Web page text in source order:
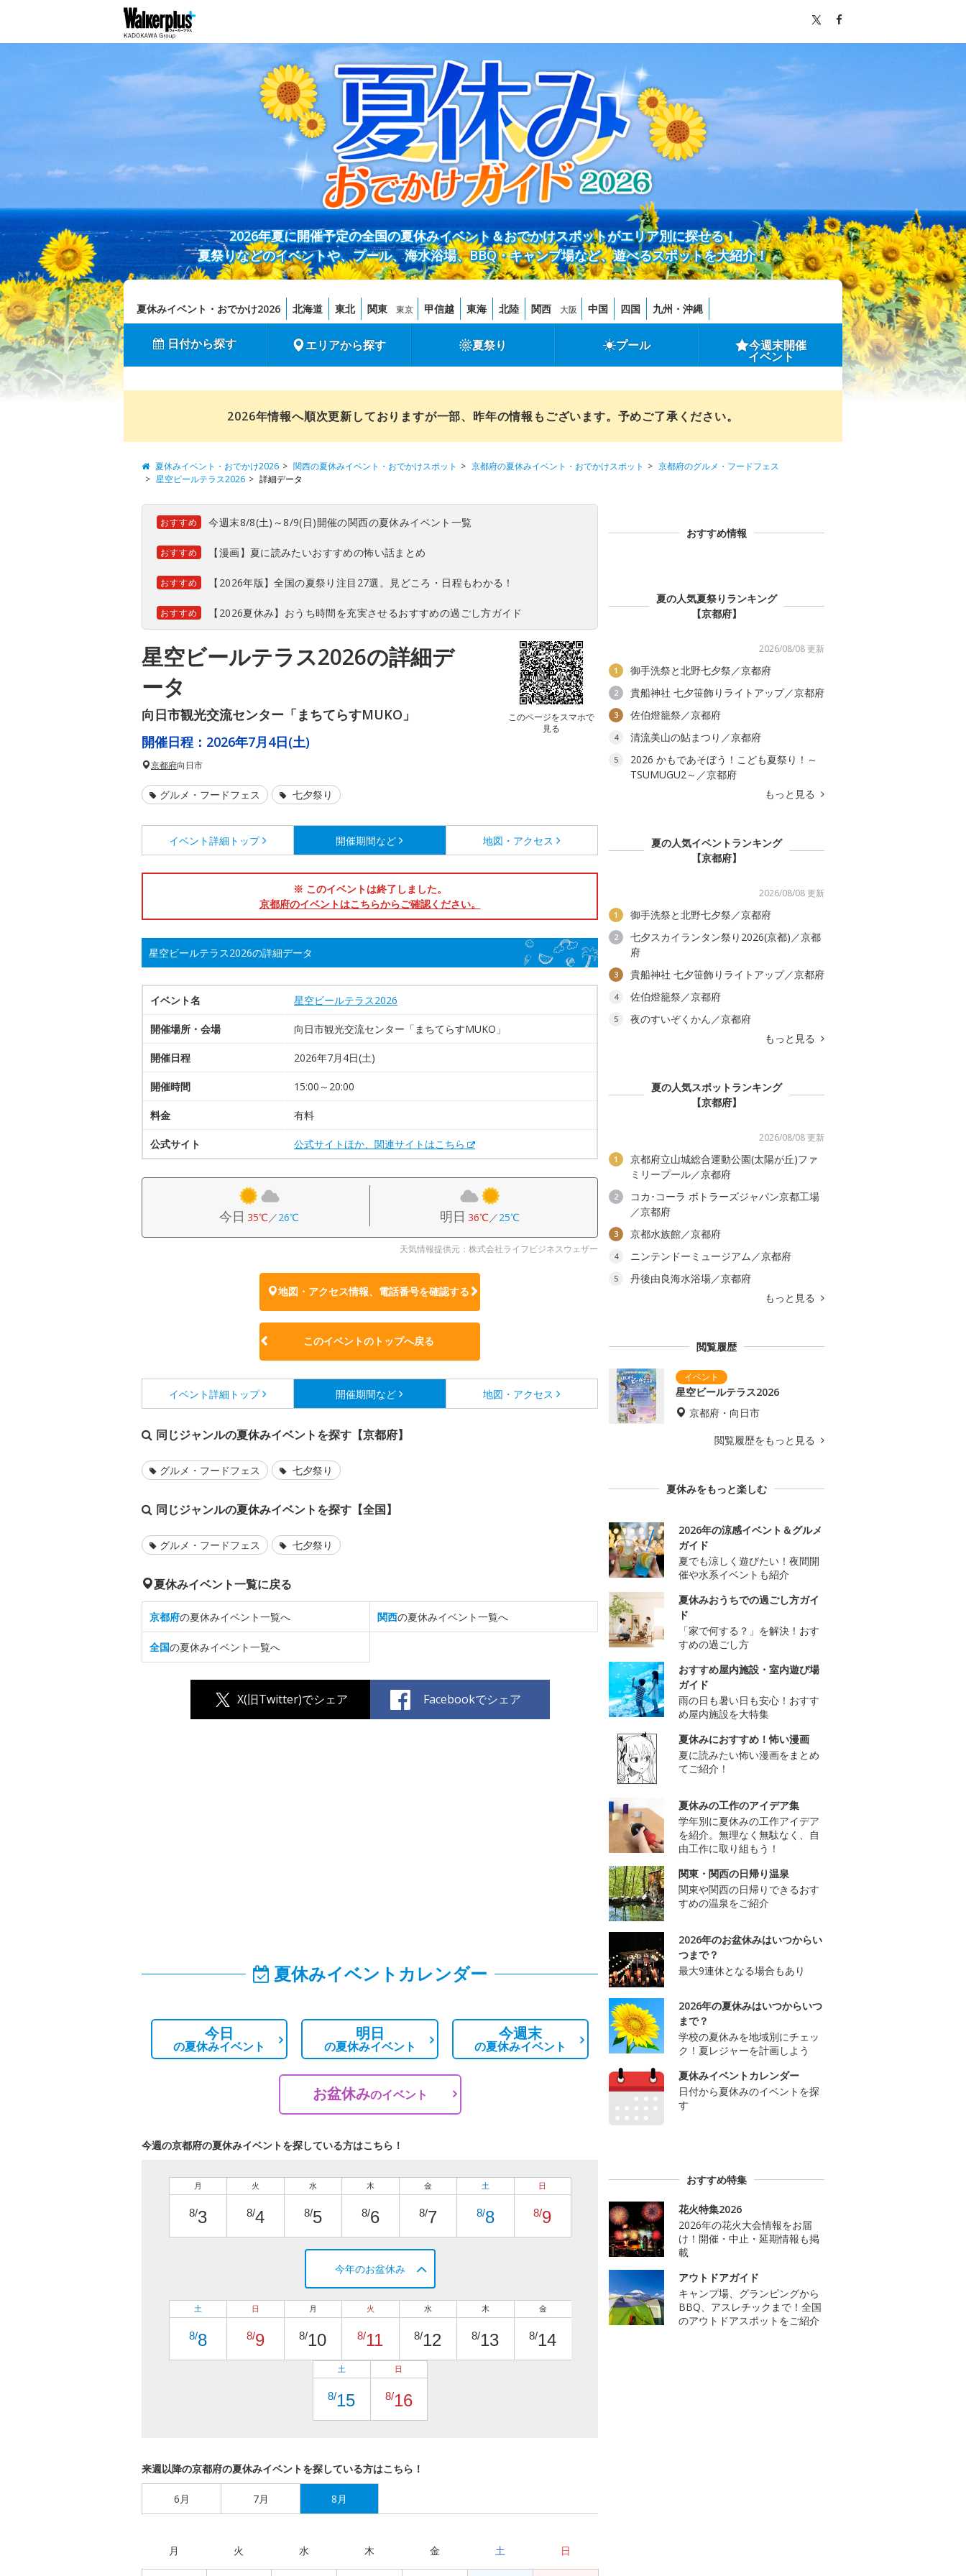
2026年夏に開催予定の全国の夏休みイベント＆おでかけスポットがエリア別に探せる！
夏祭りなどのイベントや、プール、海水浴場、BBQ・キャンプ場など、遊べるスポットを大紹介！
夏休みイベント・おでかけ2026 北海道 東北 関東 東京 甲信越 東海 北陸 関西 大阪 中国 四国 九州・沖縄
日付から探す エリアから探す 夏祭り プール 今週末開催
イベント
2026年情報へ順次更新しておりますが一部、昨年の情報もございます。予めご了承ください。
夏休みイベント・おでかけ2026 関西の夏休みイベント・おでかけスポット 京都府の夏休みイベント・おでかけスポット
京都府のグルメ・フードフェス
星空ビールテラス2026
詳細データ
おすすめ 今週末8/8(土)～8/9(日)開催の関西の夏休みイベント一覧
おすすめ 【漫画】夏に読みたいおすすめの怖い話まとめ
おすすめ 【2026年版】全国の夏祭り注目27選。見どころ・日程もわかる！
おすすめ 【2026夏休み】おうち時間を充実させるおすすめの過ごし方ガイド
星空ビールテラス2026の詳細デ
ータ
向日市観光交流センター「まちてらすMUKO」
このページをスマホで
見る
開催日程： 2026年7月4日(土)
京都府向日市
グルメ・フードフェス 七夕祭り
イベント詳細 トップ 開催期間など 地図・アクセス
※ このイベントは終了しました。
京都府のイベントはこちらからご確認ください。
星空ビールテラス2026の詳細データ
イベント名 星空ビールテラス2026
開催場所・会場 向日市観光交流センター「まちてらすMUKO」
開催日程 2026年7月4日(土)
開催時間 15:00～20:00
料金 有料
公式サイト 公式サイトほか、関連サイトはこちら
今日 35℃／26℃ 明日 36℃／25℃
天気情報提供元：株式会社ライフビジネスウェザー
地図・アクセス情報、電話番号を確認する
このイベントのトップへ戻る
イベント詳細 トップ 開催期間など 地図・アクセス
同じジャンルの夏休みイベントを探す【京都府】
グルメ・フードフェス 七夕祭り
同じジャンルの夏休みイベントを探す【全国】
グルメ・フードフェス 七夕祭り
夏休みイベント一覧に戻る
京都府の夏休みイベント一覧へ 関西の夏休みイベント一覧へ
全国の夏休みイベント一覧へ
X(旧Twitter)でシェア Facebookでシェア
夏休みイベントカレンダー
今日
の夏休みイベント
明日
の夏休みイベント
今週末
の夏休みイベント
お盆休みのイベント
今週の京都府の夏休みイベントを探している方はこちら！
月
8/3
火
8/4
水
8/5
木
8/6
金
8/7
土
8/8
日
8/9
今年のお盆休み
土
8/8
日
8/9
月
8/10
火
8/11
水
8/12
木
8/13
金
8/14
土
8/15
日
8/16
来週以降の京都府の夏休みイベントを探している方はこちら！
6月 7月 8月
月 火 水 木 金 土 日
おすすめ情報
夏の人気夏祭りランキング
【京都府】
2026/08/08 更新
1 御手洗祭と北野七夕祭／京都府
2 貴船神社 七夕笹飾りライトアップ／京都府
3 佐伯燈籠祭／京都府
4 清流美山の鮎まつり／京都府
5
2026 かもであそぼう！こども夏祭り！～
TSUMUGU2～／京都府
もっと見る
夏の人気イベントランキング
【京都府】
2026/08/08 更新
1 御手洗祭と北野七夕祭／京都府
2
七夕スカイランタン祭り2026(京都)／京都
府
3 貴船神社 七夕笹飾りライトアップ／京都府
4 佐伯燈籠祭／京都府
5
夜のすいぞくかん／京都府
もっと見る
夏の人気スポットランキング
【京都府】
2026/08/08 更新
1
京都府立山城総合運動公園(太陽が丘)ファ
ミリープール／京都府
2
コカ･コーラ ボトラーズジャパン京都工場
／京都府
3 京都水族館／京都府
4 ニンテンドーミュージアム／京都府
5
丹後由良海水浴場／京都府
もっと見る
閲覧履歴
星空ビールテラス2026
京都府・向日市
閲覧履歴をもっと見る
夏休みをもっと楽しむ
2026年の涼感イベント＆グルメ
ガイド
夏でも涼しく遊びたい！夜間開
催や水系イベントも紹介
夏休みおうちでの過ごし方ガイ
ド
「家で何する？」を解決！おす
すめの過ごし方
おすすめ屋内施設・室内遊び場
ガイド
雨の日も暑い日も安心！おすす
め屋内施設を大特集
夏休みにおすすめ！怖い漫画
夏に読みたい怖い漫画をまとめ
てご紹介！
夏休みの工作のアイデア集
学年別に夏休みの工作アイデア
を紹介。無理なく無駄なく、自
由工作に取り組もう！
関東・関西の日帰り温泉
関東や関西の日帰りできるおす
すめの温泉をご紹介
2026年のお盆休みはいつからい
つまで？
最大9連休となる場合もあり
2026年の夏休みはいつからいつ
まで？
学校の夏休みを地域別にチェッ
ク！夏レジャーを計画しよう
夏休みイベントカレンダー
日付から夏休みのイベントを探
す
おすすめ特集
花火特集2026
2026年の花火大会情報をお届
け！開催・中止・延期情報も掲
載
アウトドアガイド
キャンプ場、グランピングから
BBQ、アスレチックまで！全国
のアウトドアスポットをご紹介